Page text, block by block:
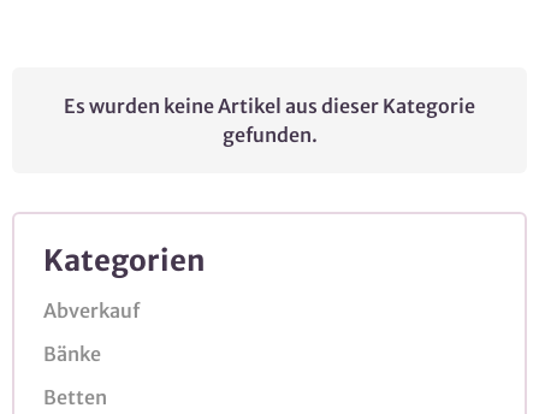
Kategorien
Abverkauf
Bänke
Betten
Es wurden keine Artikel aus dieser Kategorie
gefunden.